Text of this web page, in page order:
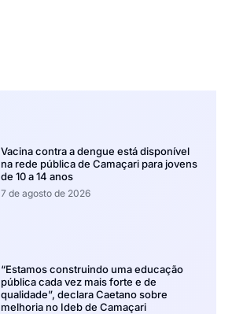
Vacina contra a dengue está disponível
na rede pública de Camaçari para jovens
de 10 a 14 anos
7 de agosto de 2026
“Estamos construindo uma educação
pública cada vez mais forte e de
qualidade”, declara Caetano sobre
melhoria no Ideb de Camaçari